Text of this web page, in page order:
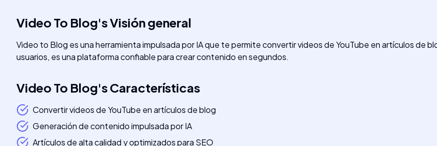
Video To Blog'sVisión general
Video to Blog es una herramienta impulsada por IA que te permite convertir videos de YouTube en artículos de
usuarios, es una plataforma confiable para crear contenido en segundos.
Video To Blog'sCaracterísticas
Convertir videos de YouTube en artículos de blog
Generación de contenido impulsada por IA
Artículos de alta calidad y optimizados para SEO